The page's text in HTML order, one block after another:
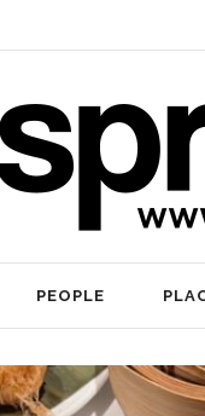
PEOPLE